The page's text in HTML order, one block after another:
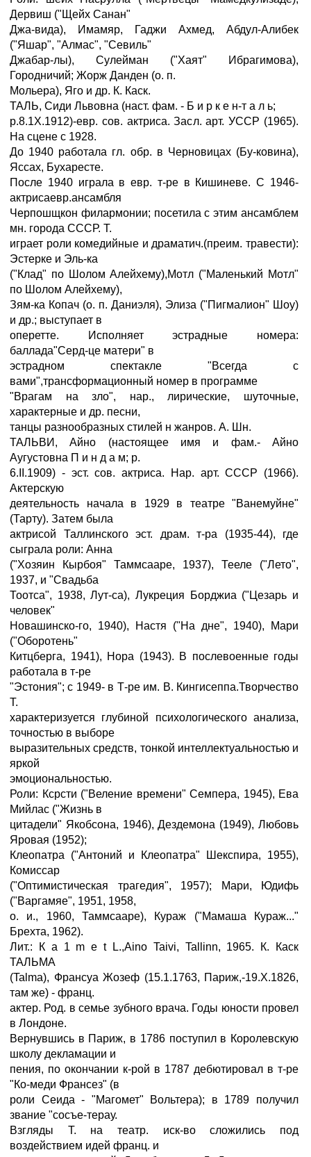
Дервиш ("Щейх Санан"
Джа-вида), Имамяр, Гаджи Ахмед, Абдул-Алибек
("Яшар", "Алмас", "Севиль"
Джабар-лы), Сулейман ("Хаят" Ибрагимова),
Городничий; Жорж Данден (о. п.
Мольера), Яго и др. К. Каск.
ТАЛЬ, Сиди Львовна (наст. фам. - Б и р к е н-т а л ь;
р.8.1Х.1912)-евр. сов. актриса. Засл. арт. УССР (1965).
На сцене с 1928.
До 1940 работала гл. обр. в Черновицах (Бу-ковина),
Яссах, Бухаресте.
После 1940 играла в евр. т-ре в Кишиневе. С 1946-
актрисаевр.ансамбля
Черпошщкон филармонии; посетила с этим ансамблем
мн. города СССР. Т.
играет роли комедийные и драматич.(преим. травести):
Эстерке и Эль-ка
("Клад" по Шолом Алейхему),Мотл ("Маленький Мотл"
по Шолом Алейхему),
Зям-ка Копач (о. п. Даниэля), Элиза ("Пигмалион" Шоу)
и др.; выступает в
оперетте. Исполняет эстрадные номера:
баллада"Серд-це матери" в
эстрадном спектакле "Всегда с
вами",трансформационный номер в программе
"Врагам на зло", нар., лирические, шуточные,
характерные и др. песни,
танцы разнообразных стилей н жанров. А. Шн.
ТАЛЬВИ, Айно (настоящее имя и фам.- Айно
Аугустовна П и н д а м; р.
6.II.1909) - эст. сов. актриса. Нар. арт. СССР (1966).
Актерскую
деятельность начала в 1929 в театре "Ванемуйне"
(Тарту). Затем была
актрисой Таллинского эст. драм. т-ра (1935-44), где
сыграла роли: Анна
("Хозяин Кырбоя" Таммсааре, 1937), Тееле ("Лето",
1937, и "Свадьба
Тоотса", 1938, Лут-са), Лукреция Борджиа ("Цезарь и
человек"
Новашинско-го, 1940), Настя ("На дне", 1940), Мари
("Оборотень"
Китцберга, 1941), Нора (1943). В послевоенные годы
работала в т-ре
"Эстония"; с 1949- в Т-ре им. В. Кингисеппа.Творчество
Т.
характеризуется глубиной психологического анализа,
точностью в выборе
выразительных средств, тонкой интеллектуальностью и
яркой
эмоциональностью.
Роли: Ксрсти ("Веление времени" Семпера, 1945), Ева
Мийлас ("Жизнь в
цитадели" Якобсона, 1946), Дездемона (1949), Любовь
Яровая (1952);
Клеопатра ("Антоний и Клеопатра" Шекспира, 1955),
Комиссар
("Оптимистическая трагедия", 1957); Мари, Юдифь
("Варгамяе", 1951, 1958,
о. и., 1960, Таммсааре), Кураж ("Мамаша Кураж..."
Брехта, 1962).
Лит.: К а 1 m e t L.,Aino Taivi, Tallinn, 1965. К. Каск
ТАЛЬМА
(Talma), Франсуа Жозеф (15.1.1763, Париж,-19.Х.1826,
там же) - франц.
актер. Род. в семье зубного врача. Годы юности провел
в Лондоне.
Вернувшись в Париж, в 1786 поступил в Королевскую
школу декламации и
пения, по окончании к-рой в 1787 дебютировал в т-ре
"Ко-меди Франсез" (в
роли Сеида - "Магомет" Вольтера); в 1789 получил
звание "сосъе-терау.
Взгляды Т. на театр. иск-во сложились под
воздействием идей франц. и